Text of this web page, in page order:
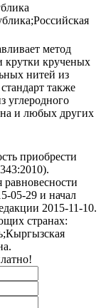
метод
крутки крученых
нитей из
также
углеродного
и любых других
приобрести
05-29 и начал
2015-11-10.
странах: